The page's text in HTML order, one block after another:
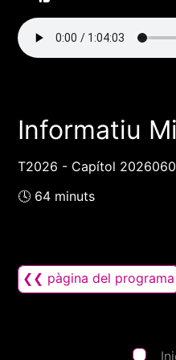
Informatiu
T2026 - Capítol
🕓 64 minuts
❮❮ pàgina del programa